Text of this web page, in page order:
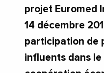
projet Euromed
14 décembre
participation de
influents dans le